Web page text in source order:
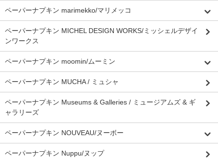
ペーパーナプキン marimekko/マリメッコ
ペーパーナプキン MICHEL DESIGN WORKS/ミッシェルデザイ
ンワークス
ペーパーナプキン moomin/ムーミン
ペーパーナプキン MUCHA / ミュシャ
ペーパーナプキン Museums & Galleries / ミュージアムズ & ギ
ャラリーズ
ペーパーナプキン NOUVEAU/ヌーボー
ペーパーナプキン Nuppu/ヌップ